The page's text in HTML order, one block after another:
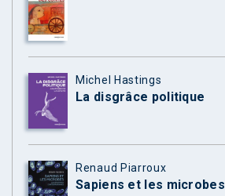
Michel Hastings
La disgrâce politique
Renaud Piarroux
Sapiens et les microbes